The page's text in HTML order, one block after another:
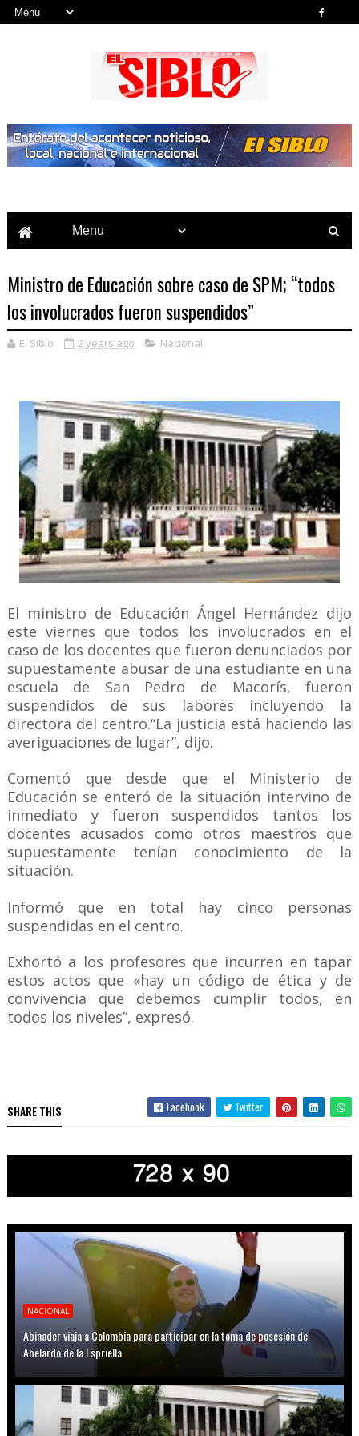
Ministro de Educación sobre caso de SPM; “todos
los involucrados fueron suspendidos”
El Siblo 2 years ago Nacional
El ministro de Educación Ángel Hernández dijo
este viernes que todos los involucrados en el
caso de los docentes que fueron denunciados por
supuestamente abusar de una estudiante en una
escuela de San Pedro de Macorís, fueron
suspendidos de sus labores incluyendo la
directora del centro.“La justicia está haciendo las
averiguaciones de lugar”, dijo.
Comentó que desde que el Ministerio de
Educación se enteró de la situación intervino de
inmediato y fueron suspendidos tantos los
docentes acusados como otros maestros que
supuestamente tenían conocimiento de la
situación.
Informó que en total hay cinco personas
suspendidas en el centro.
Exhortó a los profesores que incurren en tapar
estos actos que «hay un código de ética y de
convivencia que debemos cumplir todos, en
todos los niveles”, expresó.
SHARE THIS Facebook Twitter
NACIONAL
Abinader viaja a Colombia para participar en la toma de posesión de
Abelardo de la Espriella